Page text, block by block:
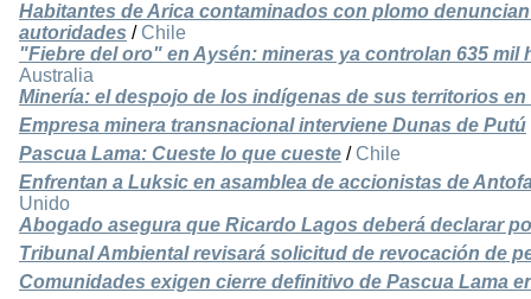
Habitantes de Arica contaminados con plomo
autoridades / Chile
"Fiebre del oro" en Aysén: mineras ya controlan 635 mil
Australia
Minería: el despojo de los indígenas de sus territorios en
Empresa minera transnacional interviene Dunas de Putú
Pascua Lama: Cueste lo que cueste / Chile
Enfrentan a Luksic en asamblea de accionistas de
Unido
Abogado asegura que Ricardo Lagos deberá declarar
Tribunal Ambiental revisará solicitud de revocación de
Comunidades exigen cierre definitivo de Pascua Lama